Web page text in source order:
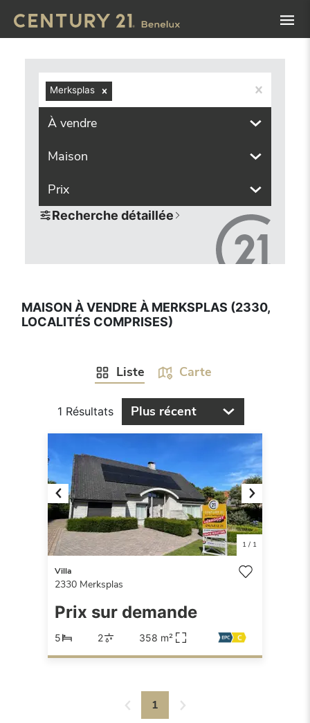
Merksplas
À vendre
Maison
Prix
Recherche détaillée
MAISON À VENDRE À MERKSPLAS (2330,
LOCALITÉS COMPRISES)
Liste Carte
1 Résultats Plus récent
Previous Next
1/ 1
Villa
2330 Merksplas
Prix sur demande
5 2 358 m²
1